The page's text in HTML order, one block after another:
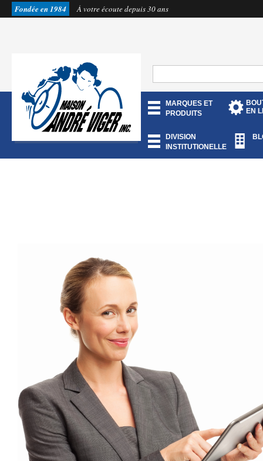
Fondée en 1984 À votre écoute depuis 30 ans
MARQUES ET
PRODUITS
EN
DIVISION
INSTITUTIONELLE